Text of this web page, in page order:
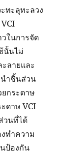
ทะลุทะลวง
ในการจัด
นั้นไม่
ลายและ
นำชิ้นส่วน
กระดาษ
ดาษ VCI
วนที่ได้
ทำความ
ป้องกัน